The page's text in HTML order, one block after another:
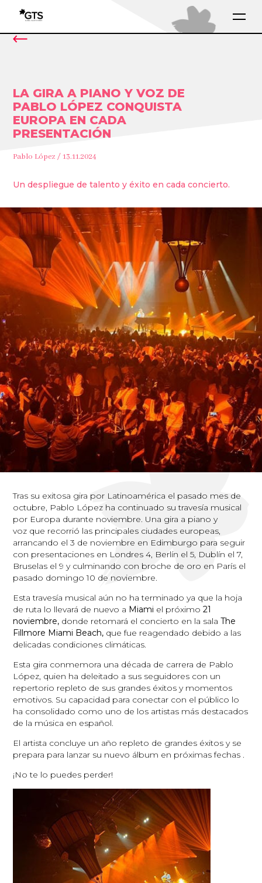
LA GIRA A PIANO Y VOZ DE
PABLO LÓPEZ CONQUISTA
EUROPA EN CADA
PRESENTACIÓN
Pablo López / 13.11.2024
Un despliegue de talento y éxito en cada concierto.
Tras su exitosa gira por Latinoamérica el pasado mes de
octubre, Pablo López ha continuado su travesía musical
por Europa durante noviembre. Una gira a piano y
voz que recorrió las principales ciudades europeas,
arrancando el 3 de noviembre en Edimburgo para seguir
con presentaciones en Londres 4, Berlín el 5, Dublín el 7,
Bruselas el 9 y culminando con broche de oro en París el
pasado domingo 10 de noviembre.
Esta travesía musical aún no ha terminado ya que la hoja
de ruta lo llevará de nuevo a Miami el próximo 21
noviembre, donde retomará el concierto en la salaThe
Fillmore Miami Beach, que fue reagendado debido a las
delicadas condiciones climáticas.
Esta gira conmemora una década de carrera de Pablo
López, quien ha deleitado a sus seguidores con un
repertorio repleto de sus grandes éxitos y momentos
emotivos. Su capacidad para conectar con el público lo
ha consolidado como uno de los artistas más destacados
de la música en español.
El artista concluye un año repleto de grandes éxitos y se
prepara para lanzar su nuevo álbum en próximas fechas .
¡No te lo puedes perder!